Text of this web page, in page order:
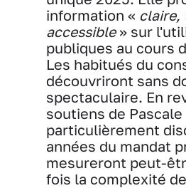
information « claire,
accessible » sur
publiques au cours
Les habitués du
découvriront sans
spectaculaire. En
soutiens de Pascale
particulièrement
années du mandat
mesureront peut-
fois la complexité